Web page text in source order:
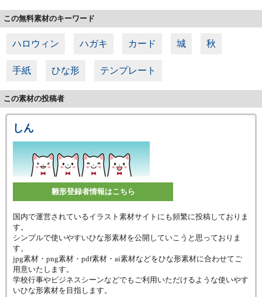
この無料素材のキーワード
ハロウィン ハガキ カード 城 秋
手紙 ひな形 テンプレート
この素材の投稿者
しん
雛形登録者情報はこちら
国内で運営されているイラスト素材サイトにも頻繁に投稿しておりま
す。
シンプルで使いやすいひな形素材を公開していこうと思っておりま
す。
jpg素材・png素材・pdf素材・ai素材などをひな形素材に合わせてご
用意いたします。
学校行事やビジネスシーンなどでもご利用いただけるような使いやす
いひな形素材を目指します。